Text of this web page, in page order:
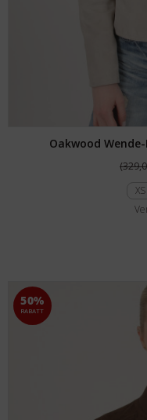
Oakwood
XS
50%
RABATT